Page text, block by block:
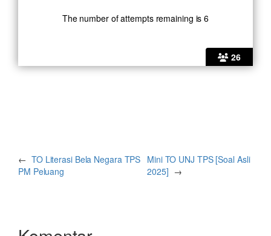
26
The number of attempts remaining is 6
← TO Literasi Bela Negara TPS
PM Peluang
Mini TO UNJ TPS [Soal Asli
2025] →